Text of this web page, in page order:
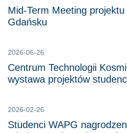
Mid-Term Meeting
Gdańsku
2026-06-26
Centrum Technologii
wystawa projektów
2026-02-26
Studenci WAPG